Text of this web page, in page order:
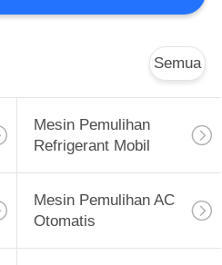
Semua
Mesin Pemulihan
Refrigerant Mobil
Mesin Pemulihan AC
Otomatis